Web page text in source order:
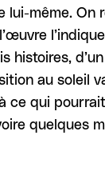
lui-même. On
histoires,
au soleil
à ce qui
quelques